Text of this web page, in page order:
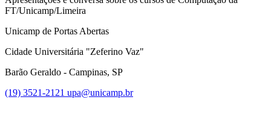
FT/Unicamp/Limeira
Unicamp de Portas Abertas
Cidade Universitária "Zeferino Vaz"
Barão Geraldo - Campinas, SP
(19) 3521-2121 upa@unicamp.br